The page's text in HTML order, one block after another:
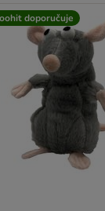
doporučuje